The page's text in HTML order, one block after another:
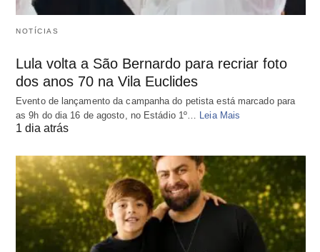
NOTÍCIAS
Lula volta a São Bernardo para recriar foto
dos anos 70 na Vila Euclides
Evento de lançamento da campanha do petista está marcado para
as 9h do dia 16 de agosto, no Estádio 1º…
Leia Mais
1 dia atrás